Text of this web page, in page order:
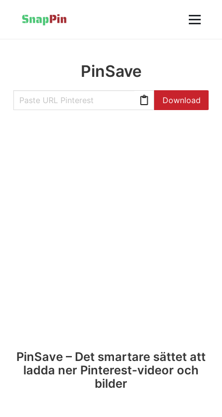
PinSave
Download
PinSave – Det smartare sättet att
ladda ner Pinterest-videor och
bilder